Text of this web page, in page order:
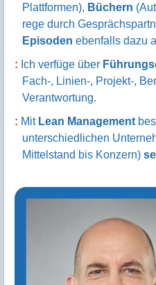
Plattformen), Büchern
rege durch
Episoden ebenfalls dazu
Ich verfüge über
Fach-, Linien-, Projekt-,
Verantwortung.
Mit Lean Management
unterschiedlichen
Mittelstand bis Konzern)